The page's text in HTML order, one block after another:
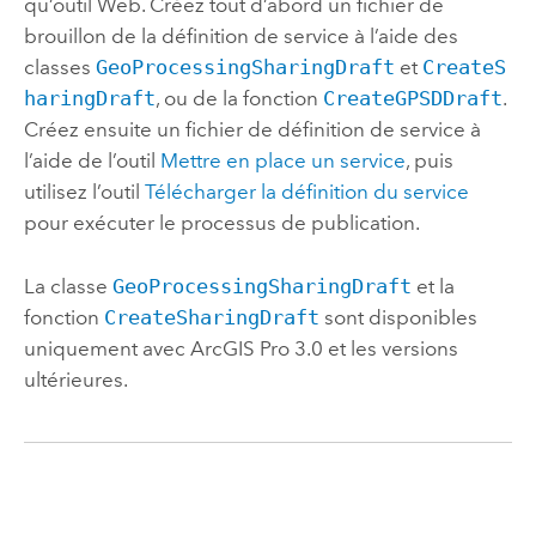
qu’outil Web. Créez tout d’abord un fichier de
brouillon de la définition de service à l’aide des
classes GeoProcessingSharingDraft et CreateS
haringDraft, ou de la fonction CreateGPSDDraft.
Créez ensuite un fichier de définition de service à
l’aide de l’outil Mettre en place un service, puis
utilisez l’outil Télécharger la définition du service
pour exécuter le processus de publication.
La classe GeoProcessingSharingDraft et la
fonction CreateSharingDraft sont disponibles
uniquement avec ArcGIS Pro 3.0 et les versions
ultérieures.